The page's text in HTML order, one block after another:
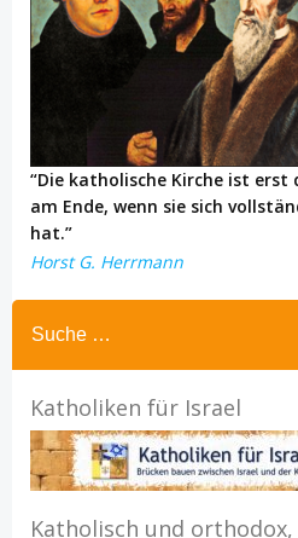
“Die katholische Kirche ist
am Ende, wenn sie sich
hat.”
Horst G. Herrmann
Katholiken für Israel
Katholisch und